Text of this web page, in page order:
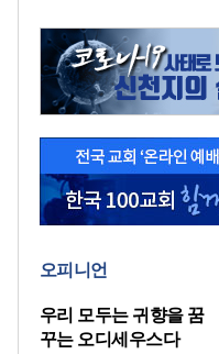
오피니언
우리 모두는 귀향을 꿈
꾸는 오디세우스다